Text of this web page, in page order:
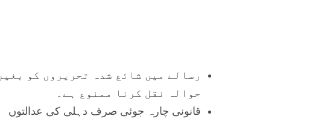
رسالے میں شائع شدہ تحریروں کو بغیر
حوالہ نقل کرنا ممنوع ہے۔
قانونی چارہ جوئی صرف دہلی کی عدالتوں